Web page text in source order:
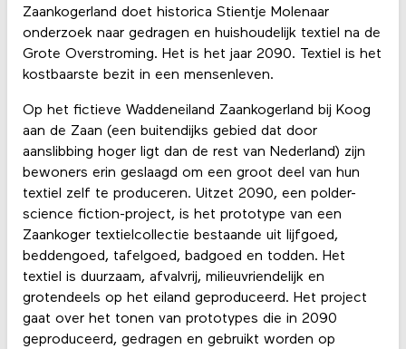
Zaankogerland doet historica Stientje Molenaar
onderzoek naar gedragen en huishoudelijk textiel na de
Grote Overstroming. Het is het jaar 2090. Textiel is het
kostbaarste bezit in een mensenleven.
Op het fictieve Waddeneiland Zaankogerland bij Koog
aan de Zaan (een buitendijks gebied dat door
aanslibbing hoger ligt dan de rest van Nederland) zijn
bewoners erin geslaagd om een groot deel van hun
textiel zelf te produceren. Uitzet 2090, een polder-
science fiction-project, is het prototype van een
Zaankoger textielcollectie bestaande uit lijfgoed,
beddengoed, tafelgoed, badgoed en todden. Het
textiel is duurzaam, afvalvrij, milieuvriendelijk en
grotendeels op het eiland geproduceerd. Het project
gaat over het tonen van prototypes die in 2090
geproduceerd, gedragen en gebruikt worden op